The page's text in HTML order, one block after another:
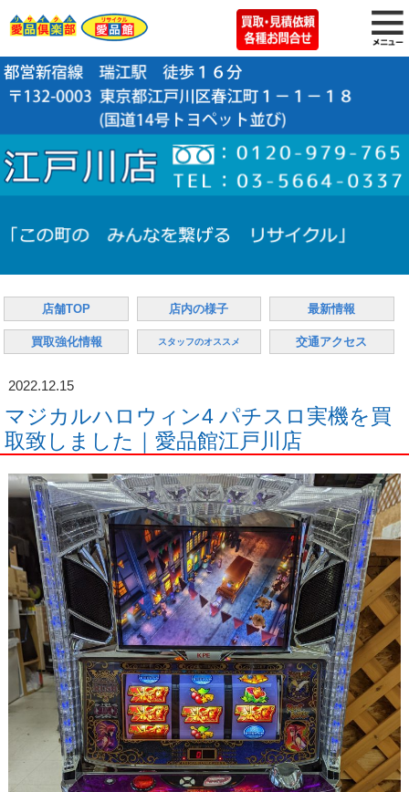
店舗TOP 店内の様子 最新情報
買取強化情報 スタッフのオススメ 交通アクセス
2022.12.15
マジカルハロウィン4 パチスロ実機を買
取致しました｜愛品館江戸川店